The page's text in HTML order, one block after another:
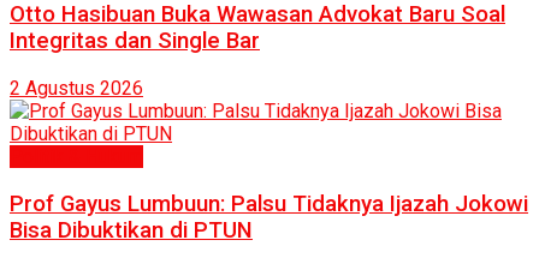
Otto Hasibuan Buka Wawasan Advokat Baru Soal
Integritas dan Single Bar
2 Agustus 2026
Prof Gayus Lumbuun: Palsu Tidaknya Ijazah Jokowi
Bisa Dibuktikan di PTUN